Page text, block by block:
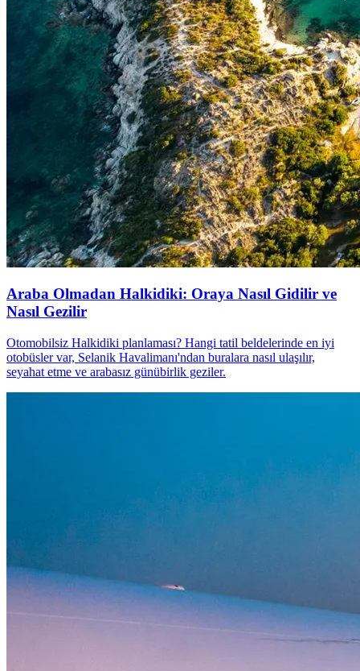
Araba Olmadan Halkidiki: Oraya Nasıl Gidilir ve
Nasıl Gezilir
Otomobilsiz Halkidiki planlaması? Hangi tatil beldelerinde en iyi
otobüsler var, Selanik Havalimanı'ndan buralara nasıl ulaşılır,
seyahat etme ve arabasız günübirlik geziler.